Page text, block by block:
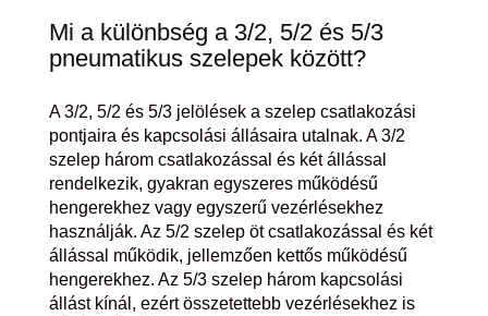
Mi a különbség a 3/2, 5/2 és 5/3
pneumatikus szelepek között?
A 3/2, 5/2 és 5/3 jelölések a szelep csatlakozási
pontjaira és kapcsolási állásaira utalnak. A 3/2
szelep három csatlakozással és két állással
rendelkezik, gyakran egyszeres működésű
hengerekhez vagy egyszerű vezérlésekhez
használják. Az 5/2 szelep öt csatlakozással és két
állással működik, jellemzően kettős működésű
hengerekhez. Az 5/3 szelep három kapcsolási
állást kínál, ezért összetettebb vezérlésekhez is